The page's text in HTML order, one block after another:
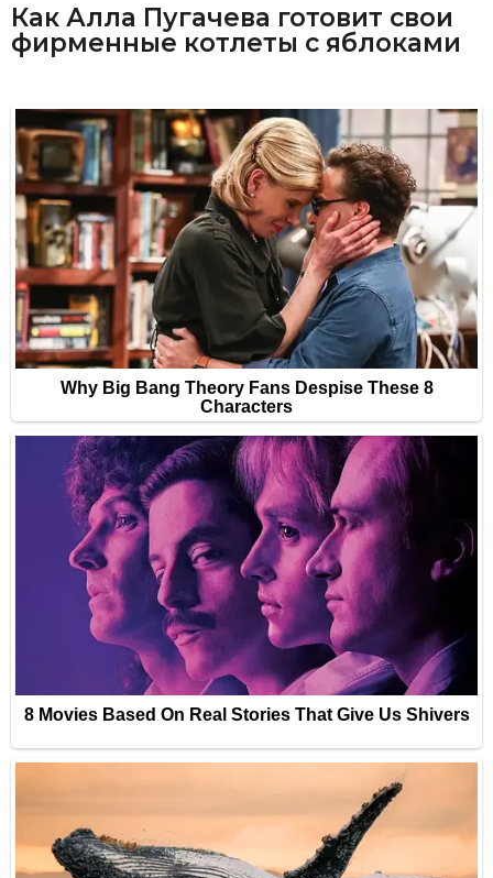
Как Алла Пугачева готовит свои
фирменные котлеты с яблоками